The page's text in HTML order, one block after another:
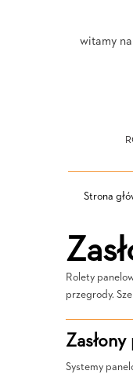
witamy
Strona
Rolety
przegrody.
Systemy